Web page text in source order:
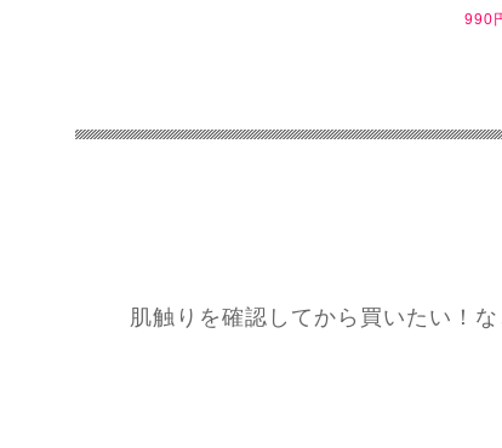
990
肌触りを確認してから買いたい！